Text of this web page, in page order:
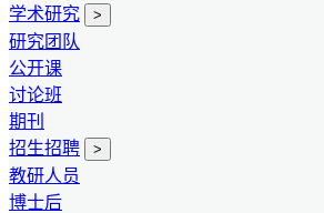
学术研究
>
研究团队
公开课
讨论班
期刊
招生招聘
>
教研人员
博士后